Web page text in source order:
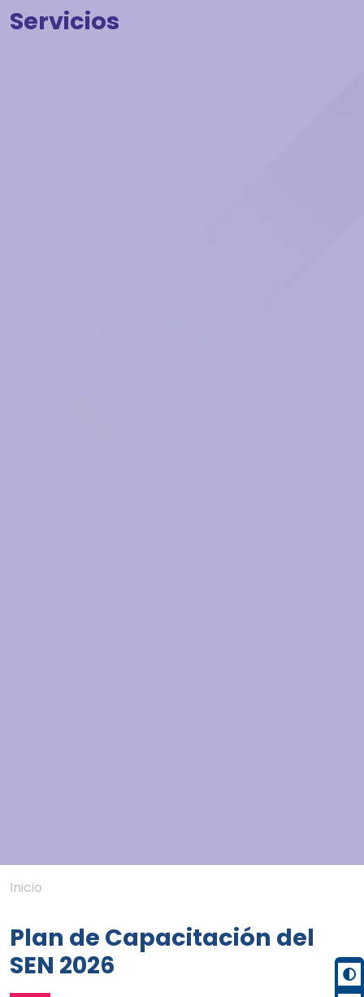
Servicios
Inicio
Plan de Capacitación del
SEN 2026